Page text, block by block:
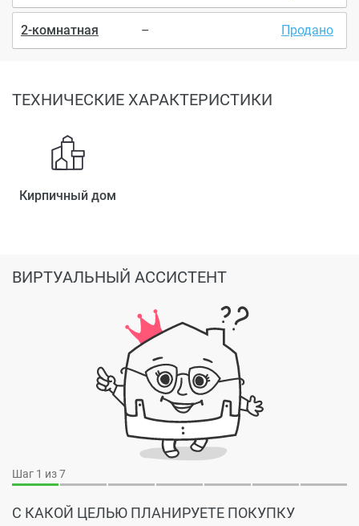
2-комнатная – Продано
ТЕХНИЧЕСКИЕ ХАРАКТЕРИСТИКИ
Кирпичный дом
Шаг 1 из 7
С КАКОЙ ЦЕЛЬЮ ПЛАНИРУЕТЕ ПОКУПКУ
ВИРТУАЛЬНЫЙ АССИСТЕНТ